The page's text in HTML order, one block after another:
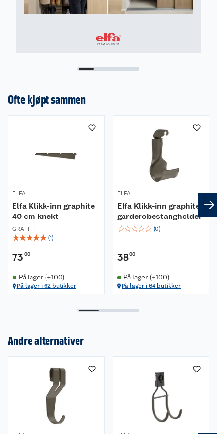
Ofte kjøpt sammen
ELFA
Elfa Klikk-inn graphite
40 cm knekt
GRAFITT
☆☆☆☆☆ (1)
73 00
På lager (+100)
På lager i 62 butikker
ELFA
Elfa Klikk-inn graphite
garderobestangholder
☆☆☆☆☆ (0)
3800
På lager (+100)
På lager i 64 butikker
Andre alternativer
Kundeservice
Kontakt oss
Om oss
Våre merkevarer
Våre kjeder